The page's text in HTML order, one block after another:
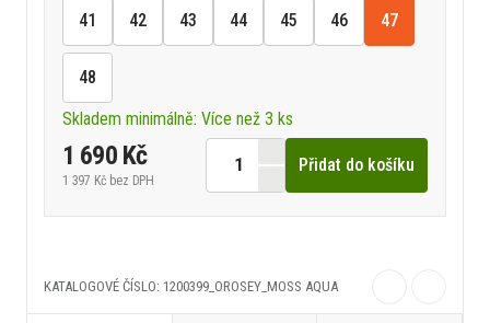
41 42 43 44 45 46 47
48
Skladem minimálně: Více než 3 ks
1 690 Kč
1 397 Kč bez DPH
Přidat do košíku
KATALOGOVÉ ČÍSLO: 1200399_OROSEY_MOSS AQUA